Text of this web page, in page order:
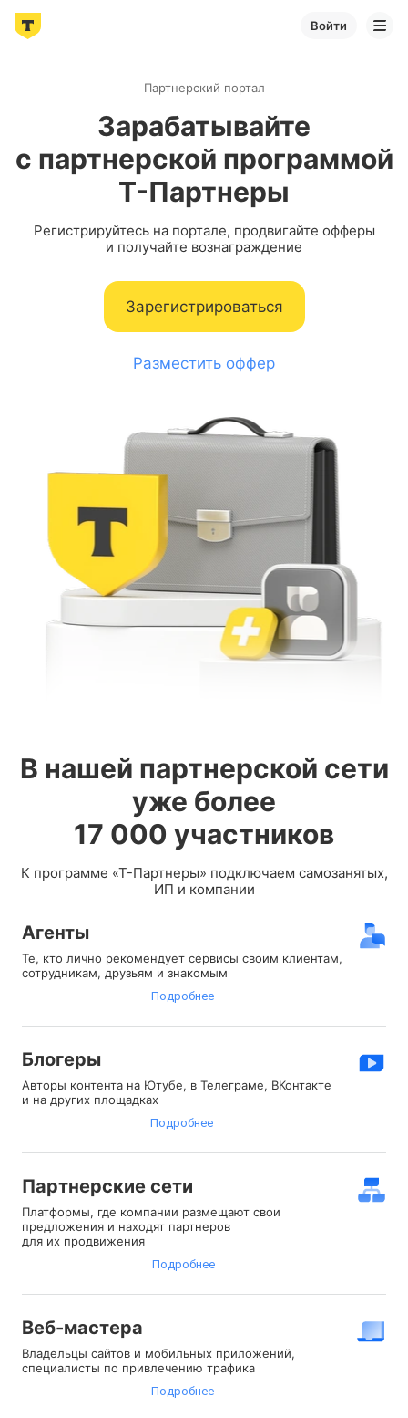
Войти
Партнерский портал
Зарабатывайте
с партнерской программой
Т-Партнеры
Регистрируйтесь на портале, продвигайте офферы
и получайте вознаграждение
Зарегистрироваться
Разместить оффер
В нашей партнерской сети
уже более
17 000 участников
К программе «Т-Партнеры» подключаем самозанятых,
ИП и компании
Агенты
Те, кто лично рекомендует сервисы своим клиентам,
сотрудникам, друзьям и знакомым
Подробнее
Блогеры
Авторы контента на Ютубе, в Телеграме, ВКонтакте
и на других площадках⠀
Подробнее
Партнерские сети
Платформы, где компании размещают свои
предложения и находят партнеров
для их продвижения
Подробнее
Веб-мастера
Владельцы сайтов и мобильных приложений,
специалисты по привлечению трафика
Подробнее